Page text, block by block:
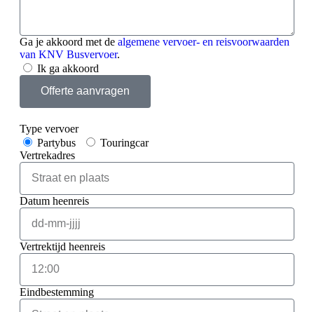
Ga je akkoord met de algemene vervoer- en reisvoorwaarden
van KNV Busvervoer.
Ik ga akkoord
Offerte aanvragen
Type vervoer
Partybus
Touringcar
Vertrekadres
Datum heenreis
Vertrektijd heenreis
Eindbestemming